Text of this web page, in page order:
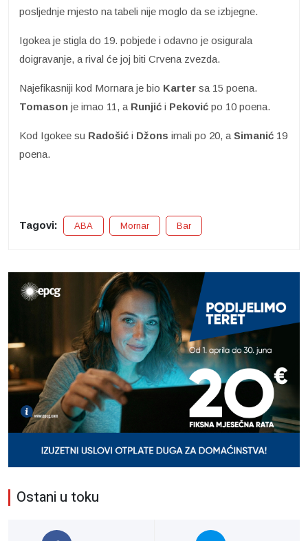
posljednje mjesto na tabeli nije moglo da se izbjegne.
Igokea je stigla do 19. pobjede i odavno je osigurala
doigravanje, a rival će joj biti Crvena zvezda.
Najefikasniji kod Mornara je bio Karter sa 15 poena.
Tomason je imao 11, a Runjić i Peković po 10 poena.
Kod Igokee su Radošić i Džons imali po 20, a Simanić 19
poena.
Tagovi: ABA Mornar Bar
Ostani u toku